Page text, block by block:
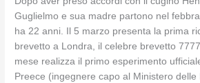
Guglielmo e sua madre partono nel
ha 22 anni. Il 5 marzo presenta la prima
brevetto a Londra, il celebre brevetto
mese realizza il primo esperimento
Preece (ingegnere capo al Ministero